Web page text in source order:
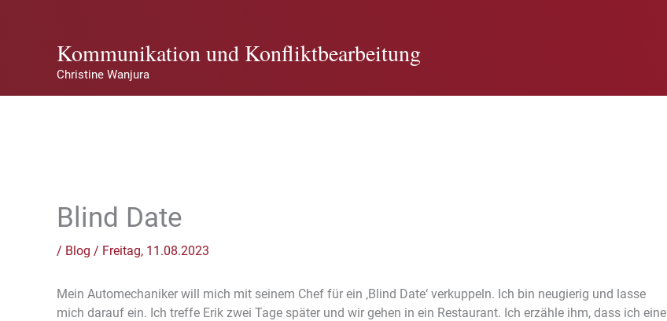
Kommunikation und Konfliktbearbeitung
Christine Wanjura
Blind Date
/ Blog / Freitag, 11.08.2023
Mein Automechaniker will mich mit seinem Chef für ein ‚Blind Date‘ verkuppeln. Ich bin neugierig und lasse
mich darauf ein. Ich treffe Erik zwei Tage später und wir gehen in ein Restaurant. Ich erzähle ihm, dass ich eine